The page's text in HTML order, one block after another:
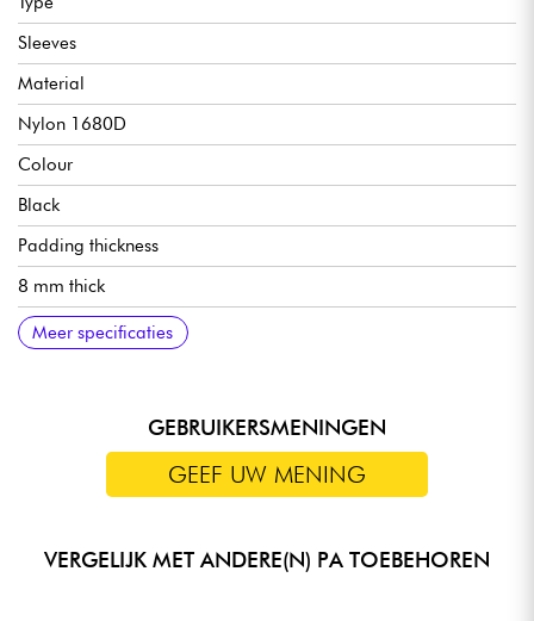
Sleeves
Material
Nylon 1680D
Colour
Black
Padding thickness
8 mm thick
Height (mm)
580 mm
Width
Width (mm) 520
Depth
590 mm
Weight
1.6 kg
Meer specificaties
GEBRUIKERSMENINGEN
GEEF UW MENING
VERGELIJK MET ANDERE(N) PA TOEBEHOREN